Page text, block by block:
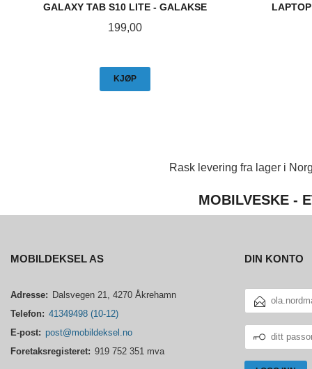
GALAXY TAB S10 LITE - GALAKSE
Pris
199,00
KJØP
Rask levering fra lager i
MOBILVESKE -
MOBILDEKSEL AS
Adresse: Dalsvegen 21, 4270 Åkrehamn
Telefon: 41349498 (10-12)
E-post: post@mobildeksel.no
Foretaksregisteret: 919 752 351 mva
DIN KONTO
POSTADRESSE
PASSORD